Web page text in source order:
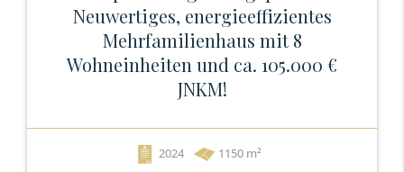
Neuwertiges, energieeffizientes
Mehrfamilienhaus mit 8
Wohneinheiten und ca. 105.000 €
JNKM!
2024 1150 m²